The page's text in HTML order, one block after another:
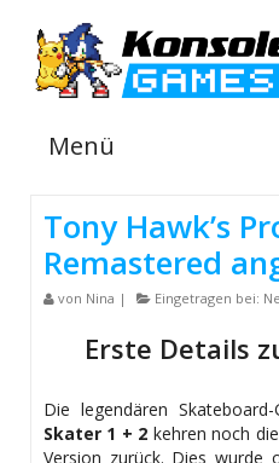
Menü
NEWS
INFOS
GUIDES
SHOP
Tony Hawk’s
Remastered
von Nina | Eingetragen bei:
Erste Details
Die legendären Skateboard-
Skater 1 + 2 kehren noch
Version zurück. Dies wurde